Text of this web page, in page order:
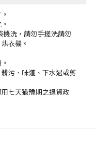
洗，請勿手搓洗請勿
衣機。
污、味道、下水過或剪
七天猶豫期之退貨政